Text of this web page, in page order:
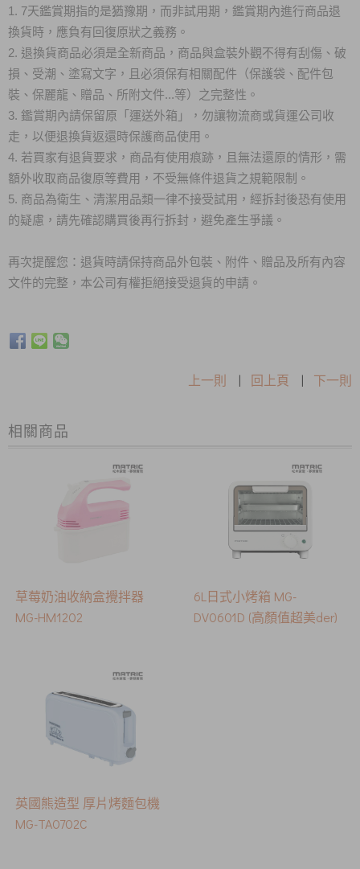
1. 7天鑑賞期指的是猶豫期，而非試用期，鑑賞期內進行商品退
換貨時，應負有回復原狀之義務。
2. 退換貨商品必須是全新商品，商品與盒裝外觀不得有刮傷、破
損、受潮、塗寫文字，且必須保有相關配件（保護袋、配件包
裝、保麗龍、贈品、所附文件...等）之完整性。
3. 鑑賞期內請保留原「運送外箱」，勿讓物流商或貨運公司收
走，以便退換貨返還時保護商品使用。
4. 若買家有退貨要求，商品有使用痕跡，且無法還原的情形，需
額外收取商品復原等費用，不受無條件退貨之規範限制。
5. 商品為衛生、清潔用品類一律不接受試用，經拆封後恐有使用
的疑慮，請先確認購買後再行拆封，避免產生爭議。
再次提醒您：退貨時請保持商品外包裝、附件、贈品及所有內容
文件的完整，本公司有權拒絕接受退貨的申請。
上一則 | 回上頁 | 下一則
相關商品
草莓奶油收納盒攪拌器
MG-HM1202
6L日式小烤箱 MG-
DV0601D (高顏值超美der)
英國熊造型 厚片烤麵包機
MG-TA0702C